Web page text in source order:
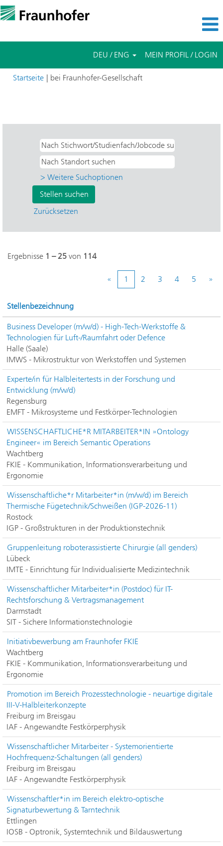
DEU / ENG MEIN PROFIL / LOGIN
Startseite | bei Fraunhofer-Gesellschaft(aktuelle
> Weitere Suchoptionen
Zurücksetzen
Ergebnisse 1 – 25 von 114
« 1 2 3 4 5 »
Stellenbezeichnung
Business Developer (m/w/d) - High-Tech-Werkstoffe &
Technologien für Luft-/Raumfahrt oder Defence
Halle (Saale)
IMWS - Mikrostruktur von Werkstoffen und Systemen
Experte/in für Halbleitertests in der Forschung und
Entwicklung (m/w/d)
Regensburg
EMFT - Mikrosysteme und Festkörper-Technologien
WISSENSCHAFTLICHE*R MITARBEITER*IN »Ontology
Engineer« im Bereich Semantic Operations
Wachtberg
FKIE - Kommunikation, Informationsverarbeitung und
Ergonomie
Wissenschaftliche*r Mitarbeiter*in (m/w/d) im Bereich
Thermische Fügetechnik/Schweißen (IGP-2026-11)
Rostock
IGP - Großstrukturen in der Produktionstechnik
Gruppenleitung roboterassistierte Chirurgie (all genders)
Lübeck
IMTE - Einrichtung für Individualisierte Medizintechnik
Wissenschaftlicher Mitarbeiter*in (Postdoc) für IT-
Rechtsforschung & Vertragsmanagement
Darmstadt
SIT - Sichere Informationstechnologie
Initiativbewerbung am Fraunhofer FKIE
Wachtberg
FKIE - Kommunikation, Informationsverarbeitung und
Ergonomie
Promotion im Bereich Prozesstechnologie - neuartige digitale
III-V-Halbleiterkonzepte
Freiburg im Breisgau
IAF - Angewandte Festkörperphysik
Wissenschaftlicher Mitarbeiter - Systemorientierte
Hochfrequenz-Schaltungen (all genders)
Freiburg im Breisgau
IAF - Angewandte Festkörperphysik
Wissenschaftler*in im Bereich elektro-optische
Signaturbewertung & Tarntechnik
Ettlingen
IOSB - Optronik, Systemtechnik und Bildauswertung